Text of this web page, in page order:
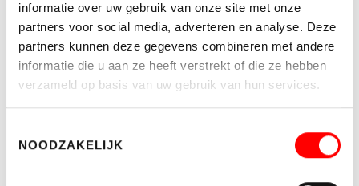
informatie over uw gebruik van onze site met onze
partners voor social media, adverteren en analyse. Deze
partners kunnen deze gegevens combineren met andere
informatie die u aan ze heeft verstrekt of die ze hebben
verzameld op basis van uw gebruik van hun services.
NOODZAKELIJK
Kenmerken
Soort object
Winkelruimte
Status
Verkocht